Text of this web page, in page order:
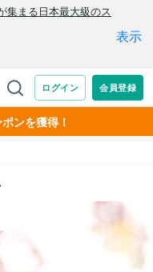
ンを獲得！